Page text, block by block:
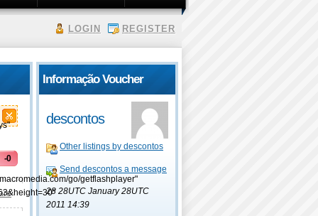
LOGIN REGISTER
go/getflashplayer"
-0
Informação Voucher
descontos
Other listings by descontos
Send descontos a message
28 28UTC January 28UTC
2011 14:39